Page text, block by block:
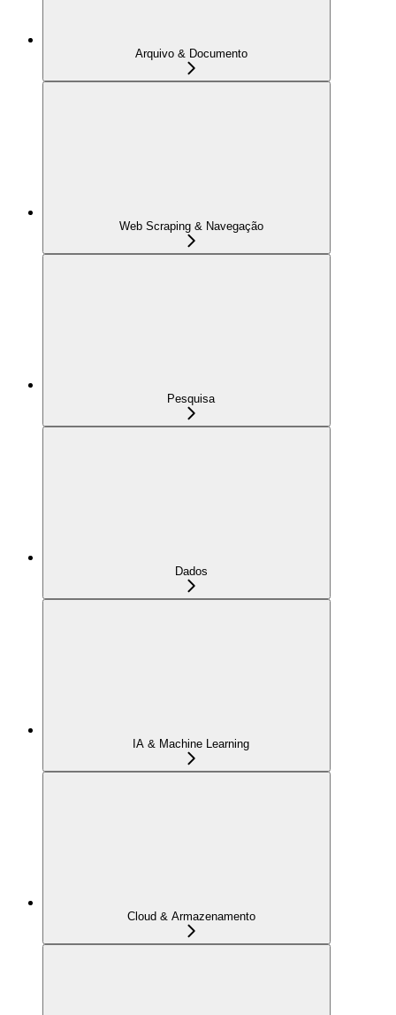
Arquivo & Documento
Web Scraping & Navegação
Pesquisa
Dados
IA & Machine Learning
Cloud & Armazenamento